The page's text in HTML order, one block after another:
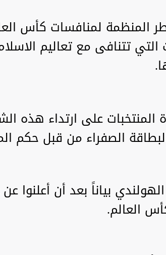
تتنافى مع تعاليم
على ارتداء هذه
الصفراء من قبل حكم
بياناً بعد أن أعلنوا
العالم.